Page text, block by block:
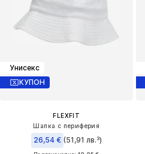
Унисекс
КУПОН
FLEXFIT
Шапка с периферия
26,54 € (51,91 лв.³)